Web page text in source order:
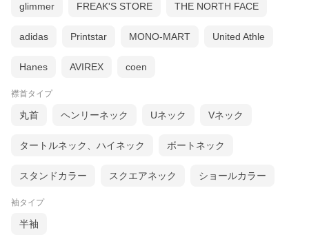
glimmer FREAK'S STORE THE NORTH FACE
adidas Printstar MONO-MART United Athle
Hanes AVIREX coen
襟首タイプ
丸首 ヘンリーネック Uネック Vネック
タートルネック、ハイネック ボートネック
スタンドカラー スクエアネック ショールカラー
袖タイプ
半袖